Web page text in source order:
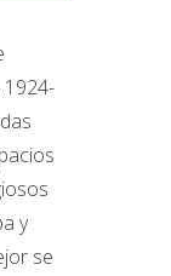
1924-
y
se